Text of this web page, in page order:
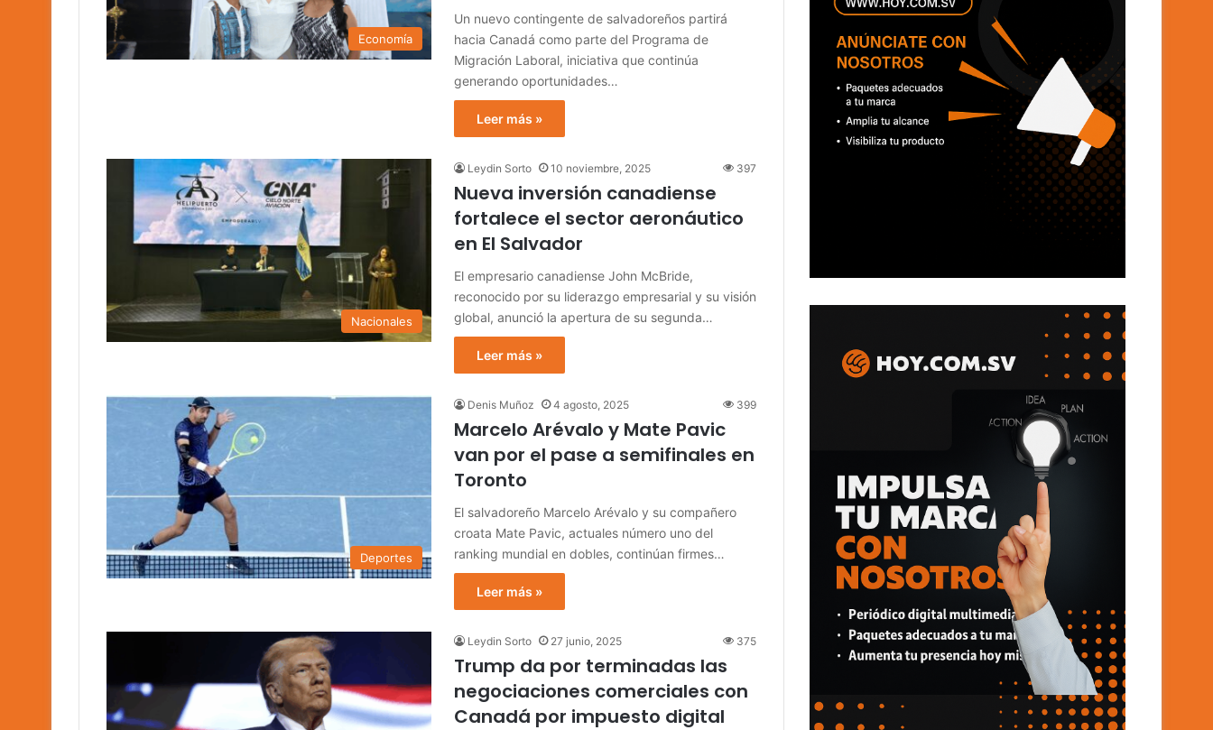
Economía
Un nuevo contingente de salvadoreños partirá
hacia Canadá como parte del Programa de
Migración Laboral, iniciativa que continúa
generando oportunidades…
Leer más »
Nacionales
Leydin Sorto 10 noviembre, 2025 397
Nueva inversión canadiense
fortalece el sector aeronáutico
en El Salvador
El empresario canadiense John McBride,
reconocido por su liderazgo empresarial y su visión
global, anunció la apertura de su segunda…
Leer más »
Deportes
Denis Muñoz 4 agosto, 2025 399
Marcelo Arévalo y Mate Pavic
van por el pase a semifinales en
Toronto
El salvadoreño Marcelo Arévalo y su compañero
croata Mate Pavic, actuales número uno del
ranking mundial en dobles, continúan firmes…
Leer más »
Leydin Sorto 27 junio, 2025 375
Trump da por terminadas las
negociaciones comerciales con
Canadá por impuesto digital